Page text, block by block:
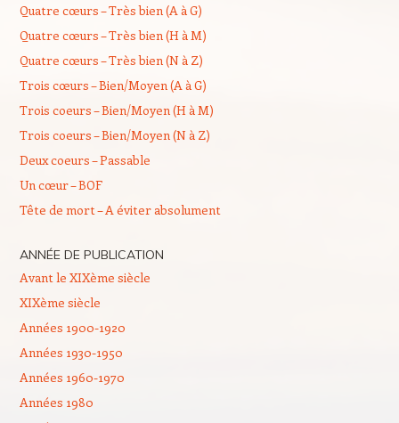
Quatre cœurs – Très bien (A à G)
Quatre cœurs – Très bien (H à M)
Quatre cœurs – Très bien (N à Z)
Trois cœurs – Bien/Moyen (A à G)
Trois coeurs – Bien/Moyen (H à M)
Trois coeurs – Bien/Moyen (N à Z)
Deux coeurs – Passable
Un cœur – BOF
Tête de mort – A éviter absolument
ANNÉE DE PUBLICATION
Avant le XIXème siècle
XIXème siècle
Années 1900-1920
Années 1930-1950
Années 1960-1970
Années 1980